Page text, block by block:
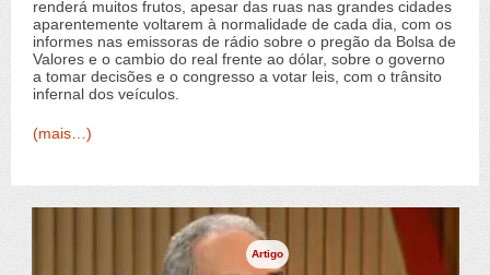
renderá muitos frutos, apesar das ruas nas grandes cidades
aparentemente voltarem à normalidade de cada dia, com os
informes nas emissoras de rádio sobre o pregão da Bolsa de
Valores e o cambio do real frente ao dólar, sobre o governo
a tomar decisões e o congresso a votar leis, com o trânsito
infernal dos veículos.
(mais…)
Artigo